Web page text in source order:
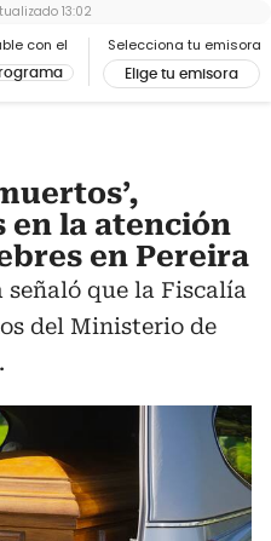
con el Selecciona tu emisora
Elige tu emisora
13:02
en la atención
en Pereira
señaló que la Fiscalía
del Ministerio de